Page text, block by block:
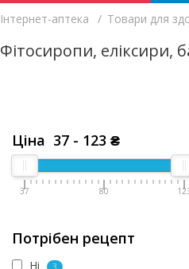
Iнтернет-аптека Товари для
Фітосиропи, еліксири,
Ціна 37 - 123 ₴
37 80
Потрібен рецепт
Ні